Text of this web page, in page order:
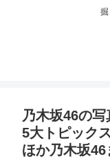
乃木坂46の
5大トピック
ほか乃木坂46